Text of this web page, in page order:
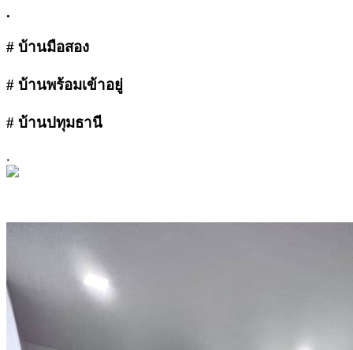
.
# บ้านมือสอง
# บ้านพร้อมเข้าอยู่
# บ้านปทุมธานี
.